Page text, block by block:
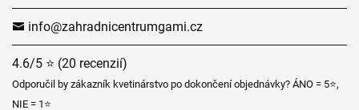
info@zahradnicentrumgami.cz
4.6/5 ⭐ (20 recenzií)
Odporučil by zákazník kvetinárstvo po dokončení objednávky? ÁNO = 5⭐,
NIE = 1⭐